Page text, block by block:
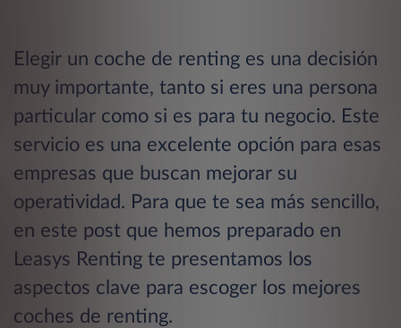
Elegir un coche de renting es una decisión
muy importante, tanto si eres una persona
particular como si es para tu negocio. Este
servicio es una excelente opción para esas
empresas que buscan mejorar su
operatividad. Para que te sea más sencillo,
en este post que hemos preparado en
Leasys Renting te presentamos los
aspectos clave para escoger los mejores
coches de renting.